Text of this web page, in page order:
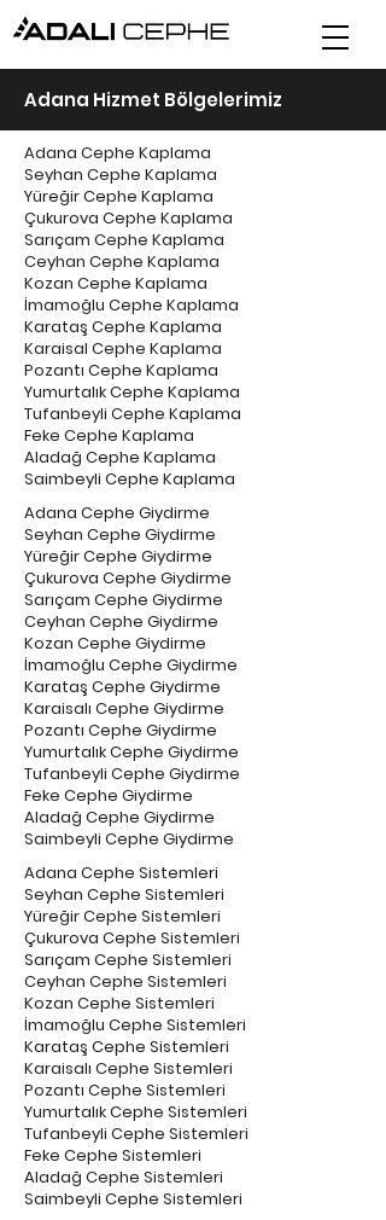
Adana Hizmet Bölgelerimiz
Adana Cephe Kaplama
Seyhan Cephe Kaplama
Yüreğir Cephe Kaplama
Çukurova Cephe Kaplama
Sarıçam Cephe Kaplama
Ceyhan Cephe Kaplama
Kozan Cephe Kaplama
İmamoğlu Cephe Kaplama
Karataş Cephe Kaplama
Karaisal Cephe Kaplama
Pozantı Cephe Kaplama
Yumurtalık Cephe Kaplama
Tufanbeyli Cephe Kaplama
Feke Cephe Kaplama
Aladağ Cephe Kaplama
Saimbeyli Cephe Kaplama
Adana Cephe Giydirme
Seyhan Cephe Giydirme
Yüreğir Cephe Giydirme
Çukurova Cephe Giydirme
Sarıçam Cephe Giydirme
Ceyhan Cephe Giydirme
Kozan Cephe Giydirme
İmamoğlu Cephe Giydirme
Karataş Cephe Giydirme
Karaisalı Cephe Giydirme
Pozantı Cephe Giydirme
Yumurtalık Cephe Giydirme
Tufanbeyli Cephe Giydirme
Feke Cephe Giydirme
Aladağ Cephe Giydirme
Saimbeyli Cephe Giydirme
Adana Cephe Sistemleri
Seyhan Cephe Sistemleri
Yüreğir Cephe Sistemleri
Çukurova Cephe Sistemleri
Sarıçam Cephe Sistemleri
Ceyhan Cephe Sistemleri
Kozan Cephe Sistemleri
İmamoğlu Cephe Sistemleri
Karataş Cephe Sistemleri
Karaisalı Cephe Sistemleri
Pozantı Cephe Sistemleri
Yumurtalık Cephe Sistemleri
Tufanbeyli Cephe Sistemleri
Feke Cephe Sistemleri
Aladağ Cephe Sistemleri
Saimbeyli Cephe Sistemleri